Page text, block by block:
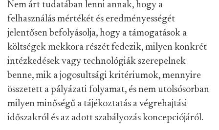
Nem árt tudatában lenni annak, hogy a
felhasználás mértékét és eredményességét
jelentősen befolyásolja, hogy a támogatások a
költségek mekkora részét fedezik, milyen konkrét
intézkedések vagy technológiák szerepelnek
benne, mik a jogosultsági kritériumok, mennyire
összetett a pályázati folyamat, és nem utolsósorban
milyen minőségű a tájékoztatás a végrehajtási
időszakról és az adott szabályozás koncepciójáról.